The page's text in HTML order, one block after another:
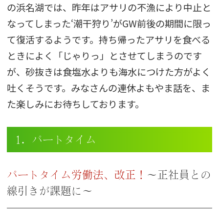
の浜名湖では、昨年はアサリの不漁により中止と
なってしまった‘潮干狩り’がGW前後の期間に限っ
て復活するようです。持ち帰ったアサリを食べる
ときによく「じゃりっ」とさせてしまうのです
が、砂抜きは食塩水よりも海水につけた方がよく
吐くそうです。みなさんの連休よもやま話を、ま
た楽しみにお待ちしております。
1．パートタイム
パートタイム労働法、改正！ ～正社員との
線引きが課題に～